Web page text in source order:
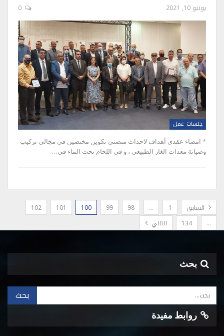
يونيو 10, 2021
جلسات عمل
* امضاء عقدي أهداف لاحداث منصتي تكوين مختصين في مجالي تركيب
وصيانة معدات الغاز الطبيعي ، و في اللحام تحت الماء في…
السابق 1
…
98
99
100
101
102
…
134 التالي
بحث
روابط مفيدة